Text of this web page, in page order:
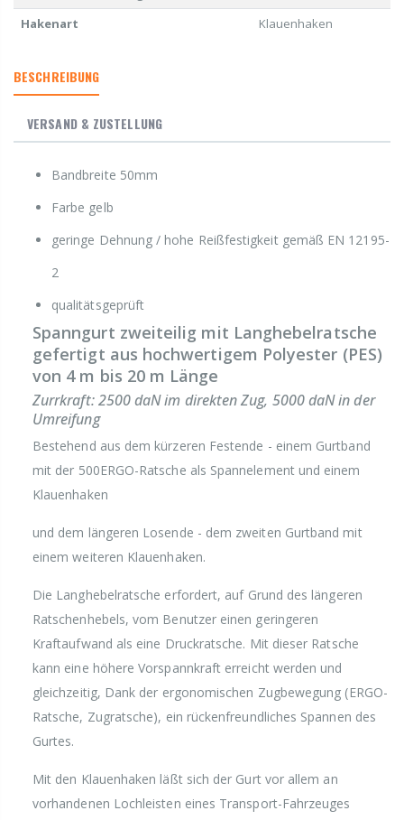
Hakenart
Klauenhaken
BESCHREIBUNG
VERSAND & ZUSTELLUNG
Bandbreite 50mm
Farbe gelb
geringe Dehnung / hohe Reißfestigkeit gemäß EN 12195-
2
qualitätsgeprüft
Spanngurt zweiteilig mit Langhebelratsche
gefertigt aus hochwertigem Polyester (PES)
von 4 m bis 20 m Länge
Zurrkraft: 2500 daN im direkten Zug, 5000 daN in der
Umreifung
Bestehend aus dem kürzeren Festende - einem Gurtband
mit der 500ERGO-Ratsche als Spannelement und einem
Klauenhaken
und dem längeren Losende - dem zweiten Gurtband mit
einem weiteren Klauenhaken.
Die Langhebelratsche erfordert, auf Grund des längeren
Ratschenhebels, vom Benutzer einen geringeren
Kraftaufwand als eine Druckratsche. Mit dieser Ratsche
kann eine höhere Vorspannkraft erreicht werden und
gleichzeitig, Dank der ergonomischen Zugbewegung (ERGO-
Ratsche, Zugratsche), ein rückenfreundliches Spannen des
Gurtes.
Mit den Klauenhaken läßt sich der Gurt vor allem an
vorhandenen Lochleisten eines Transport-Fahrzeuges